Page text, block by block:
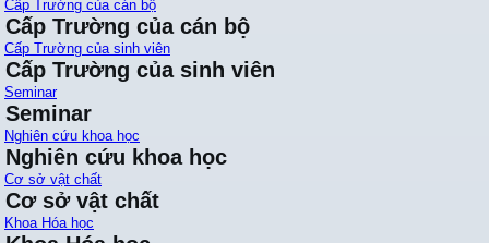
Cấp Trường của cán bộ
Cấp Trường của cán bộ
Cấp Trường của sinh viên
Cấp Trường của sinh viên
Seminar
Seminar
Nghiên cứu khoa học
Nghiên cứu khoa học
Cơ sở vật chất
Cơ sở vật chất
Khoa Hóa học